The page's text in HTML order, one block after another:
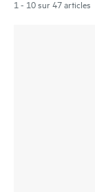
1 - 10 sur 47 articles